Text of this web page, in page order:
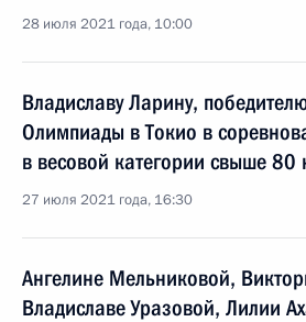
28 июля 2021 года, 10:00
Владиславу Ларину,
Олимпиады в Токио в
в весовой категории свыше 80
27 июля 2021 года, 16:30
Ангелине Мельниковой,
Владиславе Уразовой, Лилии